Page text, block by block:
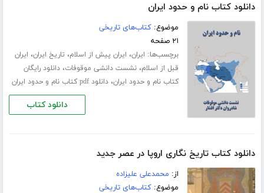
دانلود کتاب نام و حدود ایران
موضوع:کتاب‌های تاریخی
۲۱ صفحه
برچسب‌ها: ایران، ایران پیش از اسلام، تاریخ ایران، ایران
قبل از اسلام،نشست دانشی موقوفات،دانلود رایگان
کتاب نام و حدود ایران،دانلود pdf کتاب نام و حدود ایران
دانلود کتاب
دانلود کتاب تاریخ نگاری اروپا در عصر جدید
از: محمدعلی علیزاده
موضوع:کتاب‌های تاریخی